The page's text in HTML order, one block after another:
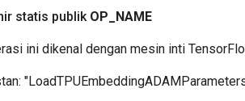
statis publik OP NAME
ini dikenal dengan mesin inti